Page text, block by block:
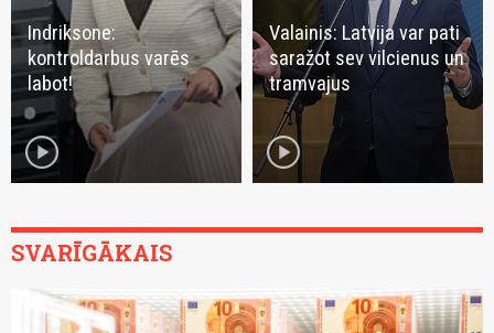
Indriksone:
kontroldarbus varēs
labot!
play_circle
Valainis: Latvija var pati
saražot sev vilcienus un
tramvajus
play_circle
SVARĪGĀKAIS